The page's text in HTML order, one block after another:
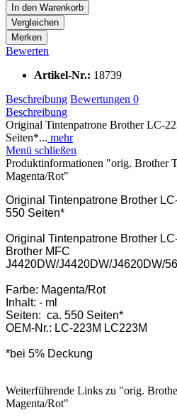
In den Warenkorb
Vergleichen
Merken
Bewerten
Artikel-Nr.: 18739
Beschreibung Bewertungen 0
Beschreibung
Original Tintenpatrone Brother LC-
Seiten*... mehr
Menü schließen
Produktinformationen "orig. Brother
Magenta/Rot"
Original Tintenpatrone Brother
550 Seiten*
Original Tintenpatrone Brother
Brother MFC
J4420DW/J4420DW/J4620DW/
Farbe: Magenta/Rot
Inhalt: - ml
Seiten: ca. 550 Seiten*
OEM-Nr.: LC-223M LC223M
*bei 5% Deckung
Weiterführende Links zu "orig.
Magenta/Rot"